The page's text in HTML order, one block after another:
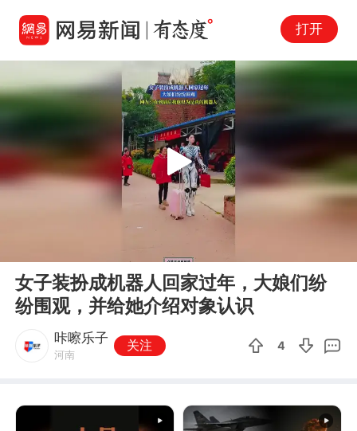
打开
Play
女子装扮成机器人回家过年，大娘们纷
纷围观，并给她介绍对象认识
咔嚓乐子
河南
关注 4